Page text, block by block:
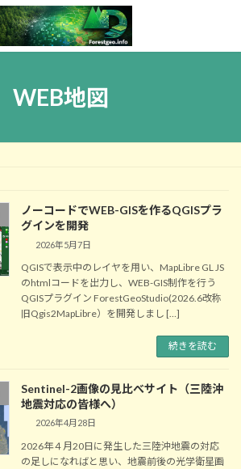
WEB地図
ノーコードでWEB-GISを作るQGISプラ
グインを開発
2026年5月7日
QGISで表示中のレイヤを用い、MapLibre GL JS
のhtmlコードを出力し、WEB-GIS制作を行う
QGISプラグイン ForestGeoStudio(2026.6改称
旧Qgis2MapLibre）を開発しまし […]
続きを読む
Sentinel-2画像の見比べサイト（三陸沖
地震対応の皆様へ）
2026年4月28日
2026年４月20日に発生した三陸沖地震の対応
の足しになればと思い、地震前後の光学衛星画